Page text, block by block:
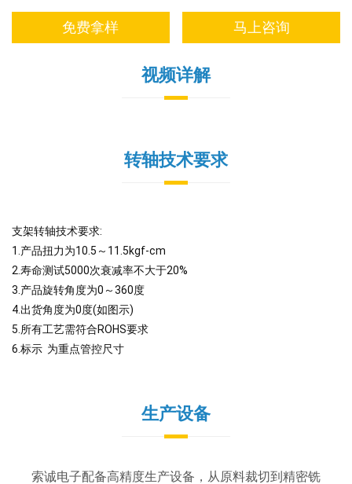
免费拿样 马上咨询
视频详解
转轴技术要求
支架转轴技术要求:
1.产品扭力为10.5～11.5kgf-cm
2.寿命测试5000次衰减率不大于20%
3.产品旋转角度为0～360度
4.出货角度为0度(如图示)
5.所有工艺需符合ROHS要求
6.标示 为重点管控尺寸
生产设备
索诚电子配备高精度生产设备，从原料裁切到精密铣